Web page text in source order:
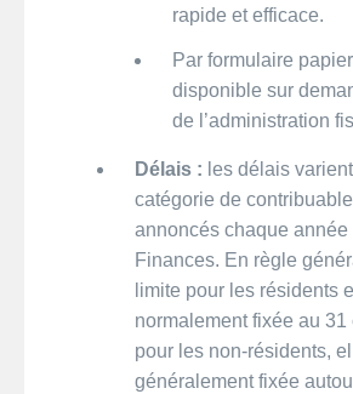
rapide et efficace.
Par formulaire
disponible sur
de l’administration
Délais : les délais
catégorie de
annoncés chaque année
Finances. En règle
limite pour les résidents
normalement fixée au 31
pour les non-résidents,
généralement fixée